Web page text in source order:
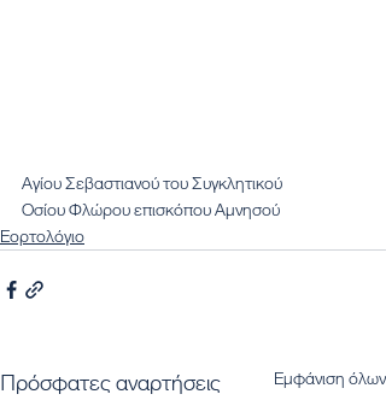
Αγίου Σεβαστιανού του Συγκλητικού
Οσίου Φλώρου επισκόπου Αμνησού
Εορτολόγιο
Πρόσφατες αναρτήσεις Εμφάνιση όλων